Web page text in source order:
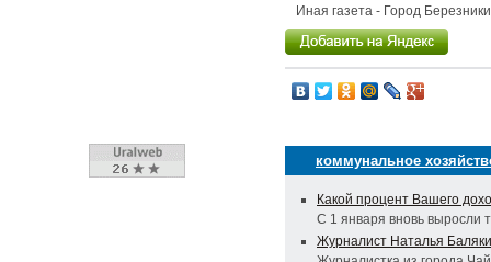
Иная газета - Город
коммунальное
Какой процент Вашего
С 1 января вновь выросли
Журналист Наталья